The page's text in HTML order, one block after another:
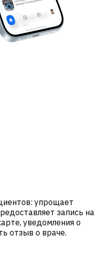
упрощает
запись на
уведомления о
отзыв о враче.